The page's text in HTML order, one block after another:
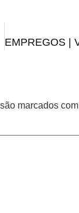
marcados com